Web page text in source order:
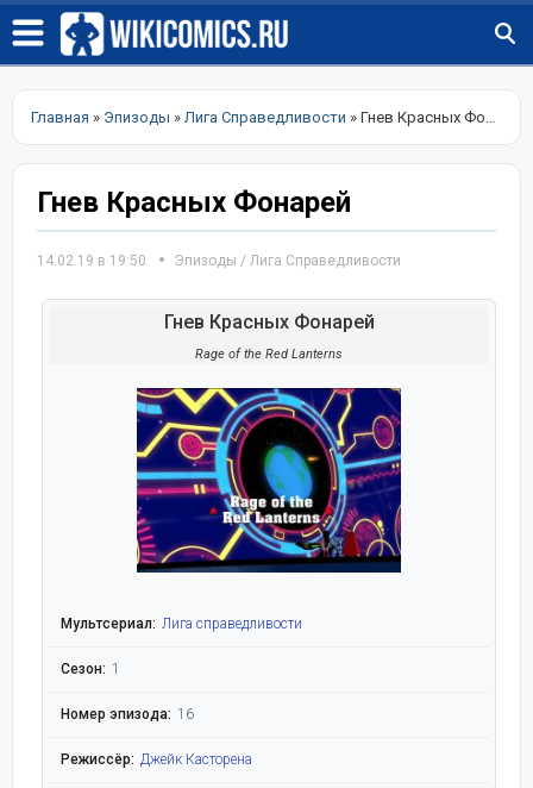
Главная » Эпизоды »Лига Справедливости » Гнев Красных Фонарей
Гнев Красных Фонарей
14.02.19 в 19:50 Эпизоды / Лига Справедливости
Гнев Красных Фонарей
Rage of the Red Lanterns
Мультсериал: Лига справедливости
Сезон: 1
Номер эпизода: 16
Режиссёр: Джейк Касторена